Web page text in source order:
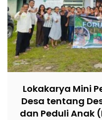
Lokakarya Mini
Desa tentang
dan Peduli Anak